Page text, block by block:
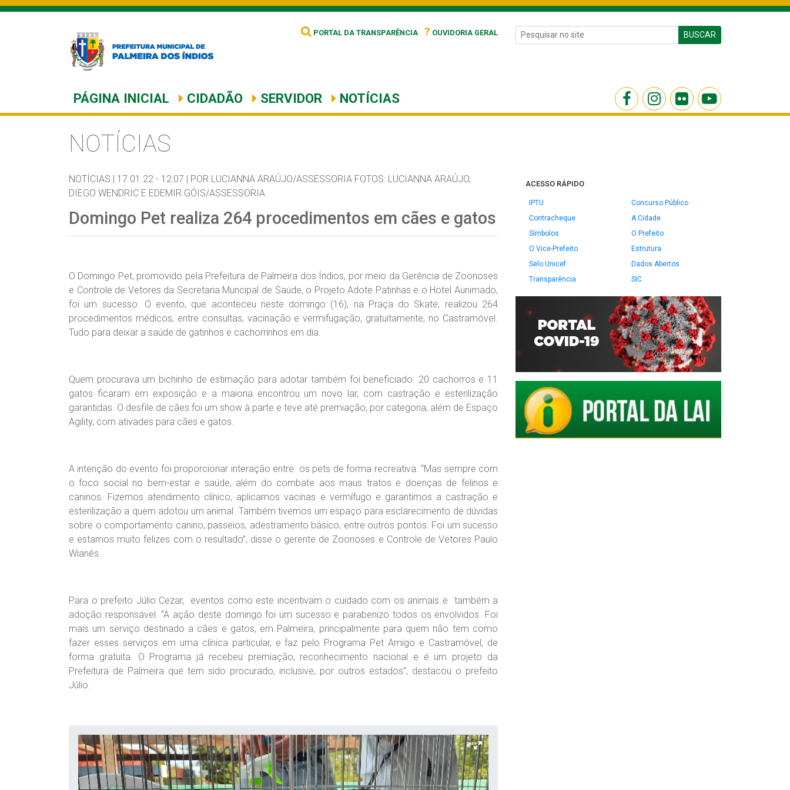
PORTAL DA TRANSPARÊNCIA ? OUVIDORIA GERAL BUSCAR
PÁGINA INICIAL CIDADÃO SERVIDOR NOTÍCIAS
NOTÍCIAS
NOTÍCIAS | 17.01.22 - 12:07 | POR LUCIANNA ARAÚJO/ASSESSORIA FOTOS: LUCIANNA ARAÚJO,
DIEGO WENDRIC E EDEMIR GÓIS/ASSESSORIA
Domingo Pet realiza 264 procedimentos em cães e gatos
O Domingo Pet, promovido pela Prefeitura de Palmeira dos Índios, por meio da Gerência de Zoonoses
e Controle de Vetores da Secretaria Muncipal de Saúde, o Projeto Adote Patinhas e o Hotel Aunimado,
foi um sucesso. O evento, que aconteceu neste domingo (16), na Praça do Skate, realizou 264
procedimentos médicos, entre consultas, vacinação e vermifugação, gratuitamente, no Castramóvel.
Tudo para deixar a saúde de gatinhos e cachorrinhos em dia.
Quem procurava um bichinho de estimação para adotar também foi beneficiado. 20 cachorros e 11
gatos ficaram em exposição e a maioria encontrou um novo lar, com castração e esterilização
garantidas. O desfile de cães foi um show à parte e teve até premiação, por categoria, além de Espaço
Agility, com ativades para cães e gatos.
A intenção do evento foi proporcionar interação entre os pets de forma recreativa. “Mas sempre com
o foco social no bem-estar e saúde, além do combate aos maus tratos e doenças de felinos e
caninos. Fizemos atendimento clínico, aplicamos vacinas e vermífugo e garantimos a castração e
esterilização a quem adotou um animal. Também tivemos um espaço para esclarecimento de dúvidas
sobre o comportamento canino, passeios, adestramento básico, entre outros pontos. Foi um sucesso
e estamos muito felizes com o resultado”, disse o gerente de Zoonoses e Controle de Vetores Paulo
Wianês.
Para o prefeito Júlio Cezar, eventos como este incentivam o cuidado com os animais e também a
adoção responsável. “A ação deste domingo foi um sucesso e parabenizo todos os envolvidos. Foi
mais um serviço destinado a cães e gatos, em Palmeira, principalmente para quem não tem como
fazer esses serviços em uma clínica particular, e faz pelo Programa Pet Amigo e Castramóvel, de
forma gratuita. O Programa já recebeu premiação, reconhecimento nacional e é um projeto da
Prefeitura de Palmeira que tem sido procurado, inclusive, por outros estados”, destacou o prefeito
Júlio.
ACESSO RÁPIDO
IPTU
Concurso Público
Contracheque
A Cidade
Símbolos
O Prefeito
O Vice-Prefeito
Estrutura
Selo Unicef
Dados Abertos
Transparência
SIC